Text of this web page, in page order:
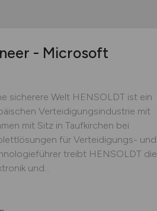
- Microsoft
sicherere Welt HENSOLDT ist ein
Verteidigungsindustrie mit
mit Sitz in Taufkirchen bei
für Verteidigungs- und
treibt HENSOLDT die
und...